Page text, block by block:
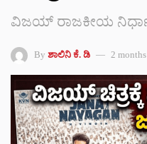
ವಿಜಯ್ ರಾಜಕೀಯ
By ಶಾಲಿನಿ ಕೆ. ಡಿ 2